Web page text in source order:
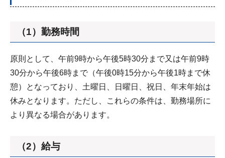
（1）勤務時間
原則として、午前9時から午後5時30分まで又は午前9時
30分から午後6時まで（午後0時15分から午後1時まで休
憩）となっており、土曜日、日曜日、祝日、年末年始は
休みとなります。ただし、これらの条件は、勤務場所に
より異なる場合があります。
（2）給与